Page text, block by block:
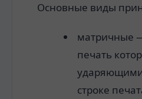
Основные виды
матричные
печать
ударяющими
строке